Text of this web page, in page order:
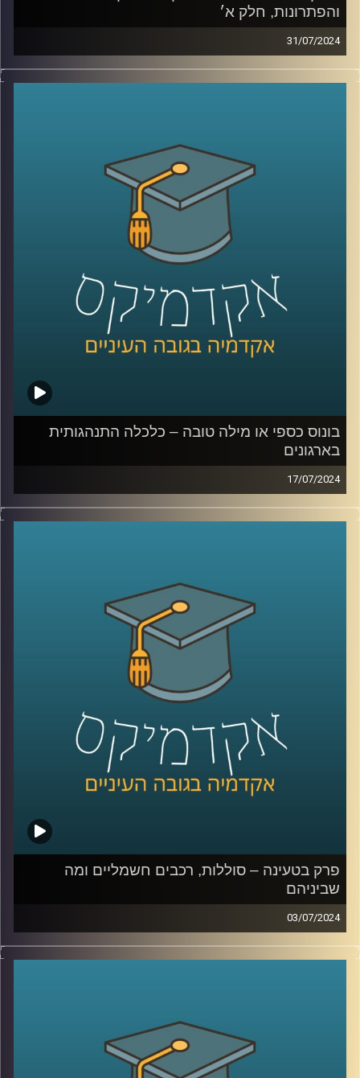
והפתרונות, חלק א׳
31/07/2024
בעשורים הקרובים צפויים שינויים רבים באקלים, דבר המהווה
אתגר לחקלאות ברחבי העולם
מאז המאה ה-18 ועד היום בני האדם ניסו להשתלט על הטבע
ובכך הבדיל את עצמינו מהציידים והלקטים של פעם.
התחלנו להשתמש בדישון , הדברה, הנדסה גנטית ועוד,
היום אנחנו יודעים שלא הצלחנו לנצח את הטבע. ומחקרים
מראים שדישון כימי פוגע בעמידות של הצמח, ובנו.
אז מה הפתרון? לחקלאות האקולוגית יש כמה תשובות
וכדי לדון בהן הצטרפה אלינו ד"ר קרני לוטן מרקוס מבית הספר
לקיימות באוניברסיטת רייכמן, חוקרת מערכות לגידול מזון
קרדיט תמונות:AudioVersity
בונוס כספי או מילה טובה – כלכלה התנהגותית
בארגונים
17/07/2024
דמיינו את התרחיש הבא:
אתם בעבודה שלכם עובדים קשה – ופתאום הבוס שלכם
ככל הנראה רובכם תופתעו לשמוע שהתשובה היא דווקא לא
כסף מזומן. מהמחקרים, שערך הפסיכולוג ד"ר גיא הוכמן
באוניברסיטת דיוק, עולה כי עובדים אמנם אומרים שהם רוצים
כסף מזומן, אבל מה שהם באמת רוצים זו מילה טובה מהבוס.
המקרה הזה מצטרף לשורה גדולה של מקרים שנחקרו על ידי
הכלכלה ההתנהגותית ונמצא שהתשובה האינטואיטיבית או
ההגיונית היא לא תמיד הנכונה
אז על זה ועוד הצטרף אלינו ד״ר גיא הוכמן, ראש תכנית התואר
השני בכלכלה התנהגותית באוניברסיטת רייכמן
קרדיט תמונות:AudioVersity
פרק בטעינה – סוללות, רכבים חשמליים ומה
שביניהם
03/07/2024
שוק הרכבים החשמליים בישראל הולך וגדל.